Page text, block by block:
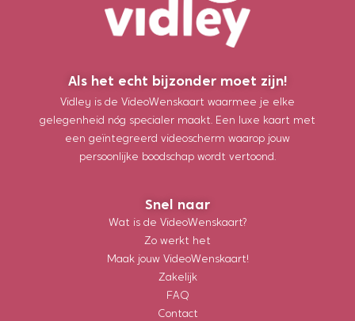
Als het echt bijzonder moet zijn!
Vidley is de VideoWenskaart waarmee je elke
gelegenheid nóg specialer maakt. Een luxe kaart met
een geïntegreerd videoscherm waarop jouw
persoonlijke boodschap wordt vertoond.
Snel naar
Wat is de VideoWenskaart?
Zo werkt het
Maak jouw VideoWenskaart!
Zakelijk
FAQ
Contact